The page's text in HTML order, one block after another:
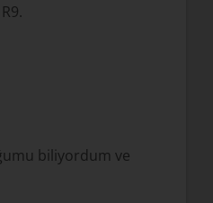
biliyordum ve